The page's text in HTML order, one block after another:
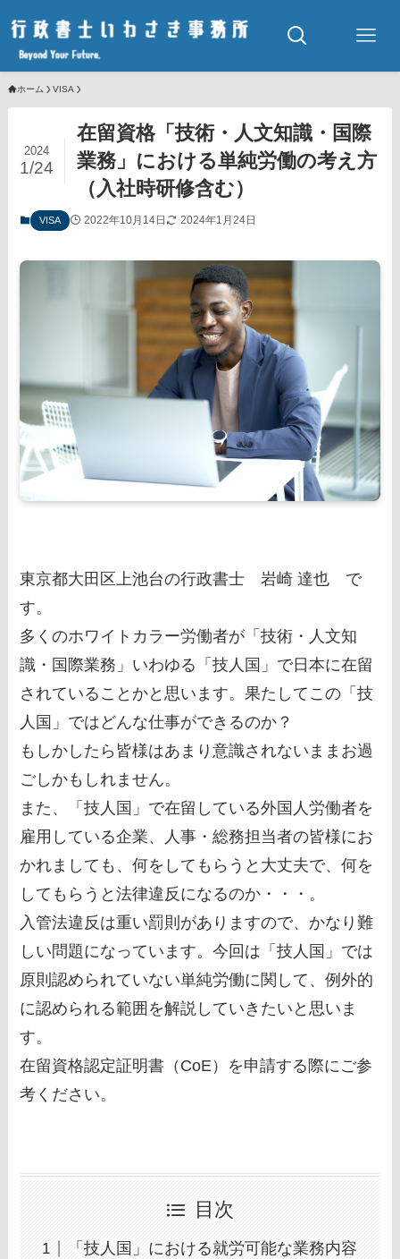
ホーム VISA
在留資格「技術・人文知識・国際
業務」における単純労働の考え方
（入社時研修含む）
2024
1/24
VISA 2022年10月14日 2024年1月24日
東京都大田区上池台の行政書士 岩崎 達也 で
す。
多くのホワイトカラー労働者が「技術・人文知
識・国際業務」いわゆる「技人国」で日本に在留
されていることかと思います。果たしてこの「技
人国」ではどんな仕事ができるのか？
もしかしたら皆様はあまり意識されないままお過
ごしかもしれません。
また、「技人国」で在留している外国人労働者を
雇用している企業、人事・総務担当者の皆様にお
かれましても、何をしてもらうと大丈夫で、何を
してもらうと法律違反になるのか・・・。
入管法違反は重い罰則がありますので、かなり難
しい問題になっています。今回は「技人国」では
原則認められていない単純労働に関して、例外的
に認められる範囲を解説していきたいと思いま
す。
在留資格認定証明書（CoE）を申請する際にご参
考ください。
目次
「技人国」における就労可能な業務内容